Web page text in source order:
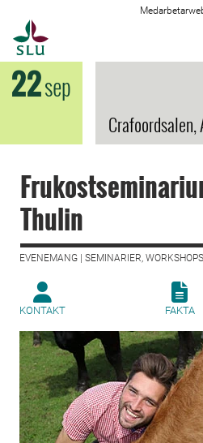
22sep
Crafoordsalen,
Thulin
EVENEMANG | SEMINARIER, WORKSHOPS |
KONTAKT FAKTA